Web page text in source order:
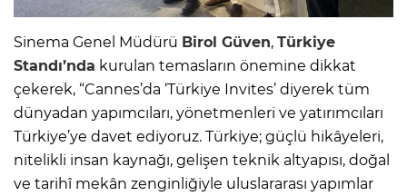
Sinema Genel Müdürü Birol Güven, Türkiye
Standı’nda kurulan temasların önemine dikkat
çekerek, “Cannes’da ‘Türkiye Invites’ diyerek tüm
dünyadan yapımcıları, yönetmenleri ve yatırımcıları
Türkiye’ye davet ediyoruz. Türkiye; güçlü hikâyeleri,
nitelikli insan kaynağı, gelişen teknik altyapısı, doğal
ve tarihî mekân zenginliğiyle uluslararası yapımlar